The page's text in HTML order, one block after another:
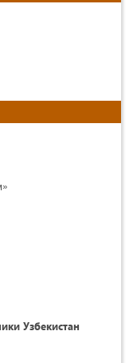
Узбекистан